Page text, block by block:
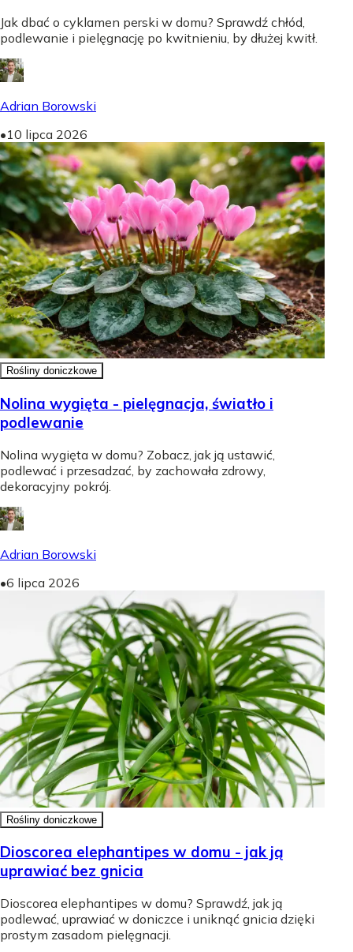
Jak dbać o cyklamen perski w domu? Sprawdź chłód,
podlewanie i pielęgnację po kwitnieniu, by dłużej kwitł.
Adrian Borowski
•10 lipca 2026
Rośliny doniczkowe
Nolina wygięta - pielęgnacja, światło i
podlewanie
Nolina wygięta w domu? Zobacz, jak ją ustawić,
podlewać i przesadzać, by zachowała zdrowy,
dekoracyjny pokrój.
Adrian Borowski
•6 lipca 2026
Rośliny doniczkowe
Dioscorea elephantipes w domu - jak ją
uprawiać bez gnicia
Dioscorea elephantipes w domu? Sprawdź, jak ją
podlewać, uprawiać w doniczce i uniknąć gnicia dzięki
prostym zasadom pielęgnacji.